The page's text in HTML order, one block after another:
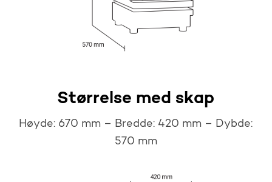
Størrelse med skap
Høyde: 670 mm – Bredde: 420 mm – Dybde:
570 mm